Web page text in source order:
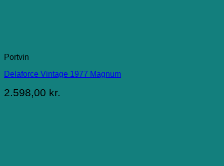
Portvin
Delaforce Vintage 1977 Magnum
2.598,00 kr.